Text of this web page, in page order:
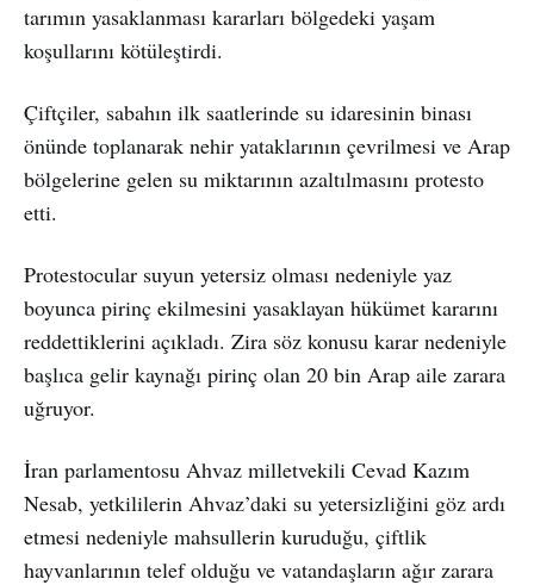
tarımın yasaklanması kararları bölgedeki yaşam
koşullarını kötüleştirdi.
Çiftçiler, sabahın ilk saatlerinde su idaresinin binası
önünde toplanarak nehir yataklarının çevrilmesi ve Arap
bölgelerine gelen su miktarının azaltılmasını protesto
etti.
Protestocular suyun yetersiz olması nedeniyle yaz
boyunca pirinç ekilmesini yasaklayan hükümet kararını
reddettiklerini açıkladı. Zira söz konusu karar nedeniyle
başlıca gelir kaynağı pirinç olan 20 bin Arap aile zarara
uğruyor.
İran parlamentosu Ahvaz milletvekili Cevad Kazım
Nesab, yetkililerin Ahvaz’daki su yetersizliğini göz ardı
etmesi nedeniyle mahsullerin kuruduğu, çiftlik
hayvanlarının telef olduğu ve vatandaşların ağır zarara